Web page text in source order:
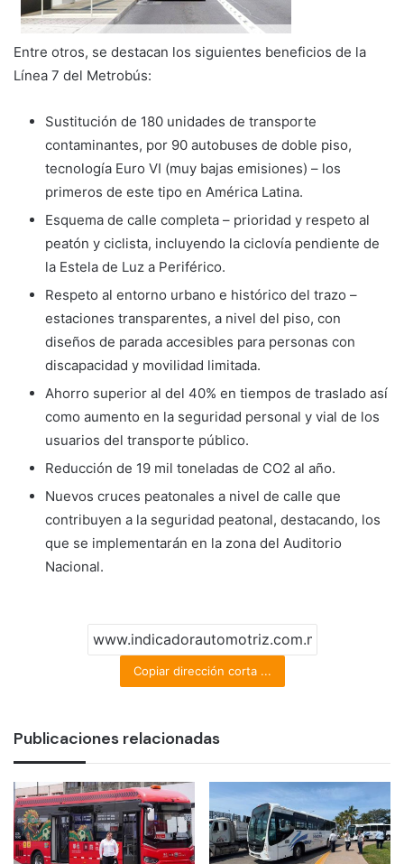
Entre otros, se destacan los siguientes beneficios de la
Línea 7 del Metrobús:
Sustitución de 180 unidades de transporte
contaminantes, por 90 autobuses de doble piso,
tecnología Euro VI (muy bajas emisiones) – los
primeros de este tipo en América Latina.
Esquema de calle completa – prioridad y respeto al
peatón y ciclista, incluyendo la ciclovía pendiente de
la Estela de Luz a Periférico.
Respeto al entorno urbano e histórico del trazo –
estaciones transparentes, a nivel del piso, con
diseños de parada accesibles para personas con
discapacidad y movilidad limitada.
Ahorro superior al del 40% en tiempos de traslado así
como aumento en la seguridad personal y vial de los
usuarios del transporte público.
Reducción de 19 mil toneladas de CO2 al año.
Nuevos cruces peatonales a nivel de calle que
contribuyen a la seguridad peatonal, destacando, los
que se implementarán en la zona del Auditorio
Nacional.
Copiar dirección corta ...
Publicaciones relacionadas